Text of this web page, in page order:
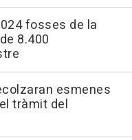
fosses de la
8.400
esmenes
tràmit del